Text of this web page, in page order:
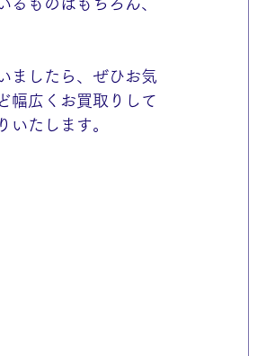
るものはもちろん、
ましたら、ぜひお気
幅広くお買取りして
いたします。